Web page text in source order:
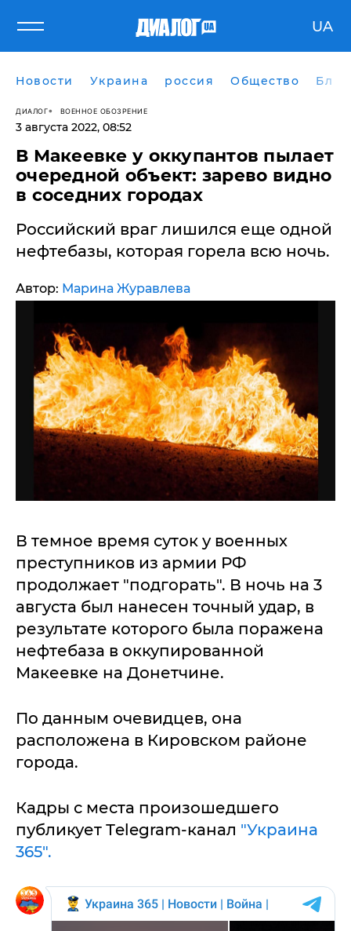
UA
Новости Украина россия Общество
ДИАЛОГ ВОЕННОЕ ОБОЗРЕНИЕ
3 августа 2022, 08:52
​В Макеевке у оккупантов пылает
очередной объект: зарево видно
в соседних городах
Российский враг лишился еще одной
нефтебазы, которая горела всю ночь.
Автор: Марина Журавлева
В темное время суток у военных
преступников из армии РФ
продолжает "подгорать". В ночь на 3
августа был нанесен точный удар, в
результате которого была поражена
нефтебаза в оккупированной
Макеевке на Донетчине.
По данным очевидцев, она
расположена в Кировском районе
города.
Кадры с места произошедшего
публикует Тelegram-канал "Украина
365".